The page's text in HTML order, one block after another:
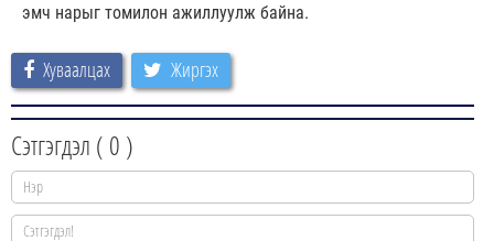
эмч нарыг томилон ажиллуулж байна.
Хуваалцах Жиргэх
Сэтгэгдэл ( 0 )